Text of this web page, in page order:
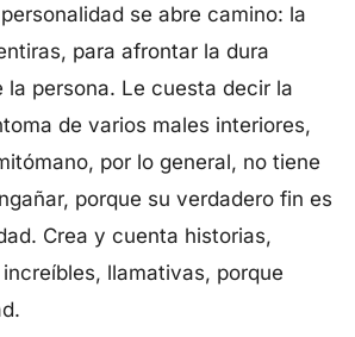
se abre camino: la
para afrontar la dura
la persona. Le cuesta decir la
de varios males interiores,
por lo general, no tiene
porque su verdadero fin es
Crea y cuenta historias,
llamativas, porque